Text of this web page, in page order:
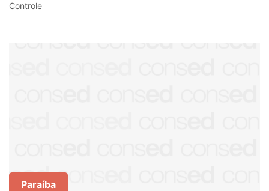
Controle
Paraíba